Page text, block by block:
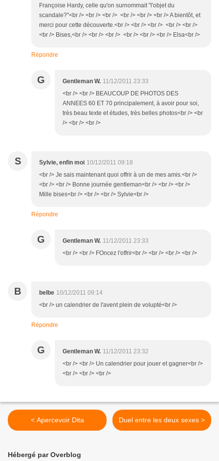
Françoise Hardy, celle qu'on surnommait "l'objet du
scandale?"<br /> <br /> <br /> <br /> <br /> <br /> A bientôt, et
merci pour cette découverte.<br /> <br /> <br /> <br /> <br />
<br /> Bises,<br /> <br /> <br /> <br /> <br /> <br /> Elsa<br />
Répondre
G Gentleman W. 11/12/2011 23:33
<br /> <br /> BEAUCOUP DE PHOTOS DES
ANNEES 60 ET 70 principalement, à avoir pour soi,
très beau texte et études, très belles photos<br /> <br
/> <br /> <br />
S Sylvie, enfin moi 10/12/2011 09:18
<br /> Je sais maintenant quoi offrir à un de mes amis.<br />
<br /> <br /> Bonne journée gentleman<br /> <br /> <br />
Mille bises<br /> <br /> <br /> Sylvie<br />
Répondre
G Gentleman W. 11/12/2011 23:33
<br /> <br /> FOncez l'offrir<br /> <br /> <br /> <br />
B belbe 10/12/2011 09:14
<br /> un calendrier de l'avent plein de volupté<br />
Répondre
G Gentleman W. 11/12/2011 23:32
<br /> <br /> Un calendrier pour jouer et gagner<br />
<br /> <br /> <br />
< Apercevoir Dita Duel entre les deux sexes >
Hébergé par Overblog